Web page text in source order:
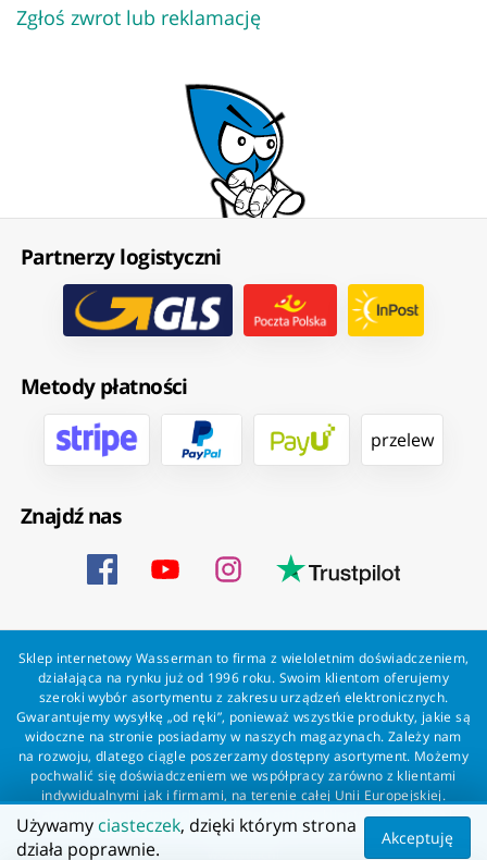
Zgłoś zwrot lub reklamację
Partnerzy logistyczni
Metody płatności
przelew
Znajdź nas
Sklep internetowy Wasserman to firma z wieloletnim doświadczeniem,
działająca na rynku już od 1996 roku. Swoim klientom oferujemy
szeroki wybór asortymentu z zakresu urządzeń elektronicznych.
Gwarantujemy wysyłkę „od ręki”, ponieważ wszystkie produkty, jakie są
widoczne na stronie posiadamy w naszych magazynach. Zależy nam
na rozwoju, dlatego ciągle poszerzamy dostępny asortyment. Możemy
pochwalić się doświadczeniem we współpracy zarówno z klientami
indywidualnymi jak i firmami, na terenie całej Unii Europejskiej.
Zapewniamy profesjonalną obsługę każdego klienta oraz szybką i
bezproblemową realizację zamówień. Wasserman - wszystko dla
Używamy ciasteczek, dzięki którym strona
działa poprawnie.
Akceptuję